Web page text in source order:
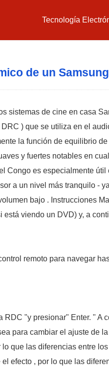
Tecnología
de un
sistemas de cine en casa
) que se utiliza en el
la función de equilibrio
y fuertes notables en
Congo es especialmente útil
a un nivel más tranquilo -
bajo . Instrucciones
viendo un DVD) y, a
remoto para navegar
"y presionar" Enter. " A
para cambiar el ajuste de
que las diferencias entre
efecto , por lo que las